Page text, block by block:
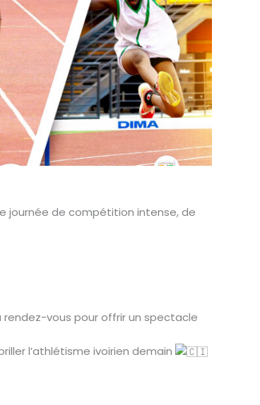
journée de compétition intense, de
vous pour offrir un spectacle
l’athlétisme ivoirien demain